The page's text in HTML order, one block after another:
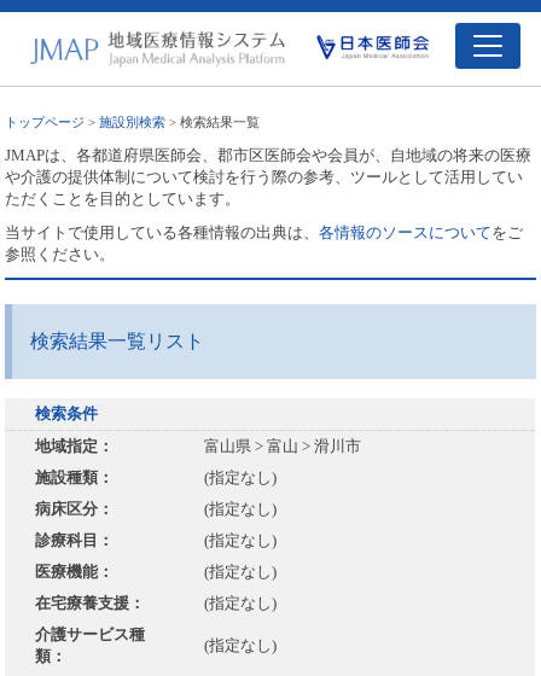
トップページ >施設別検索 > 検索結果一覧
JMAPは、各都道府県医師会、郡市区医師会や会員が、自地域の将来の医療
や介護の提供体制について検討を行う際の参考、ツールとして活用してい
ただくことを目的としています。
当サイトで使用している各種情報の出典は、各情報のソースについてをご
参照ください。
検索結果一覧リスト
検索条件
地域指定：
富山県 > 富山 > 滑川市
施設種類：
(指定なし)
病床区分：
(指定なし)
診療科目：
(指定なし)
医療機能：
(指定なし)
在宅療養支援：
(指定なし)
介護サービス種
類：
(指定なし)